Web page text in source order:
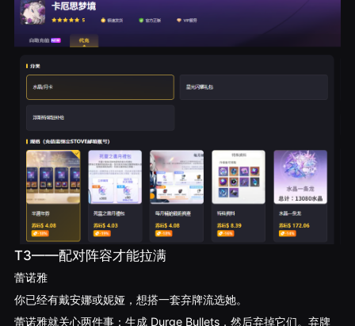
T3——配对阵容才能拉满
蕾诺雅
你已经有戴安娜或妮娅，想搭一套弃牌流选她。
蕾诺雅就关心两件事：生成 Durge Bullets，然后弃掉它们。弃牌